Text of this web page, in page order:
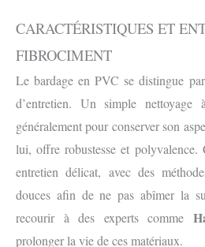
CARACTÉRISTIQUES ET
FIBROCIMENT
Le bardage en PVC se distingue
d’entretien. Un simple nettoyage
généralement pour conserver son
lui, offre robustesse et polyvalence.
entretien délicat, avec des
douces afin de ne pas abîmer la
recourir à des experts comme
prolonger la vie de ces matériaux.